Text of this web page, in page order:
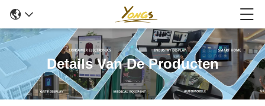
Details Van De Producten